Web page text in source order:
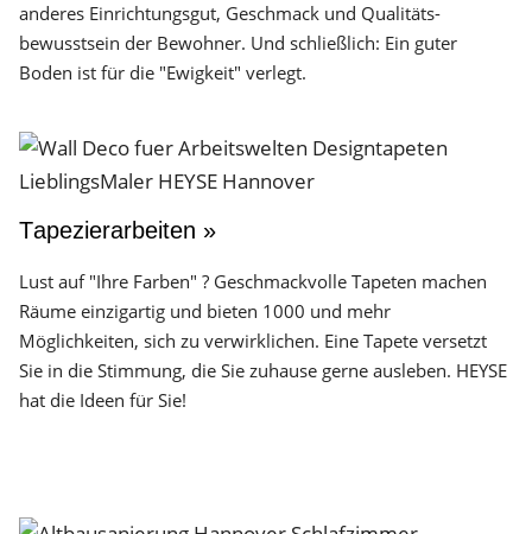
anderes Einrichtungs­gut, Geschmack und Qualitäts­
bewusstsein der Bewohner. Und schließlich: Ein guter
Boden ist für die "Ewigkeit" verlegt.
Tapezierarbeiten »
Lust auf "Ihre Farben" ? Geschmackvolle Tapeten machen
Räume einzigartig und bieten 1000 und mehr
Möglichkeiten, sich zu verwirklichen. Eine Tapete versetzt
Sie in die Stimmung, die Sie zuhause gerne ausleben. HEYSE
hat die Ideen für Sie!